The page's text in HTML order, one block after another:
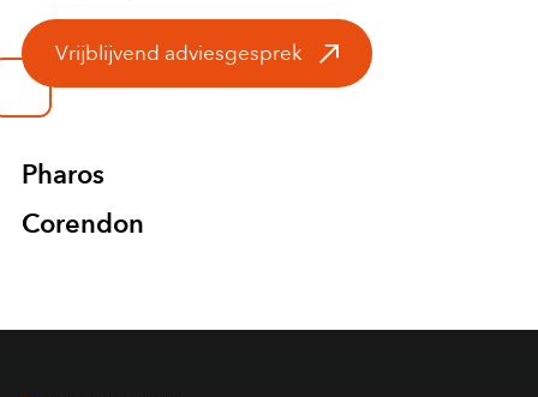
Vrijblijvend adviesgesprek
Pharos
Corendon